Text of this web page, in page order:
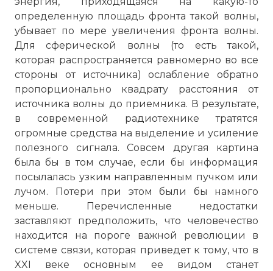
определенную площадь фронта такой волны,
убывает по мере увеличения фронта волны.
Для сферической волны (то есть такой,
которая распространяется равномерно во все
стороны от источника) ослабление обратно
пропорционально квадрату расстояния от
источника волны до приемника. В результате,
в современной радиотехнике тратятся
огромные средства на выделение и усиление
полезного сигнала. Совсем другая картина
была бы в том случае, если бы информация
посылалась узким направленным пучком или
лучом. Потери при этом были бы намного
меньше. Перечисленные недостатки
заставляют предположить, что человечество
находится на пороге важной революции в
системе связи, которая приведет к тому, что в
XXI веке основным ее видом станет